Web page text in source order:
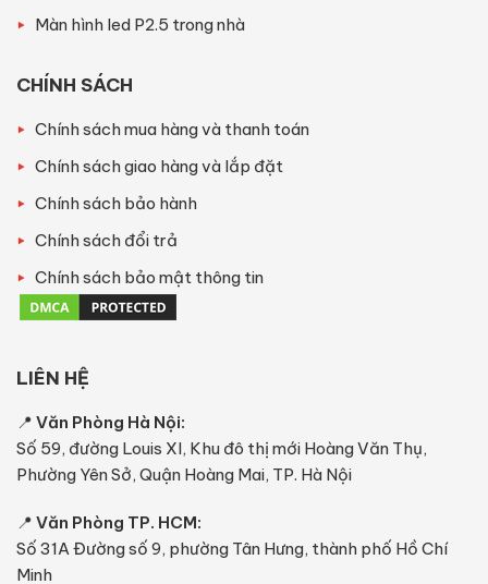
Màn hình led P2.5 trong nhà
CHÍNH SÁCH
Chính sách mua hàng và thanh toán
Chính sách giao hàng và lắp đặt
Chính sách bảo hành
Chính sách đổi trả
Chính sách bảo mật thông tin
LIÊN HỆ
📍 Văn Phòng Hà Nội:
Số 59, đường Louis XI, Khu đô thị mới Hoàng Văn Thụ,
Phường Yên Sở, Quận Hoàng Mai, TP. Hà Nội
📍 Văn Phòng TP. HCM:
Số 31A Đường số 9, phường Tân Hưng, thành phố Hồ Chí
Minh